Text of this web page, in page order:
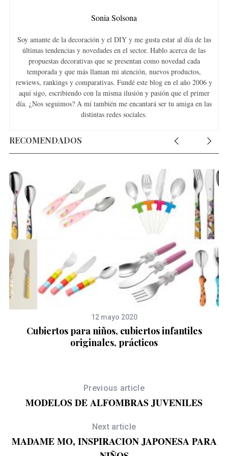
Sonia Solsona
Soy amante de la decoración y el DIY y me gusta estar al día de las
últimas tendencias y novedades en el sector. Hablo acerca de las
propuestas decorativas que se presentan como novedad cada
temporada y que más llaman mi atención, nuevos productos,
rewiews, rankings y comparativas. Fundé este blog en el año 2006 y
aquí sigo, escribiendo con la misma ilusión y pasión que el primer
día. ¿Nos seguimos? A mí también me encantará ser tu amiga en las
distintas redes sociales.
RECOMENDADOS
12 mayo 2020
Cubiertos para niños, cubiertos infantiles
originales, prácticos
Previous article
MODELOS DE ALFOMBRAS JUVENILES
Next article
MADAME MO, INSPIRACION JAPONESA PARA